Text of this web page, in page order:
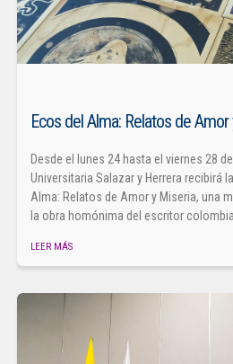
Ecos del Alma: Relatos de
Desde el lunes 24 hasta el viernes 28
Universitaria Salazar y Herrera recibirá
Alma: Relatos de Amor y Miseria, una
la obra homónima del escritor
LEER MÁS